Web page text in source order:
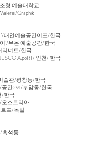
형 예술대학교
Graphik
대안예술공간이포/한국
’/뮤온 예술공간/한국
너트/한국
A.poRT/ 인천/ 한국
술관/평창동/한국
공간291/부암동/한국
/한국
/오스트리아
프/독일
흑석동